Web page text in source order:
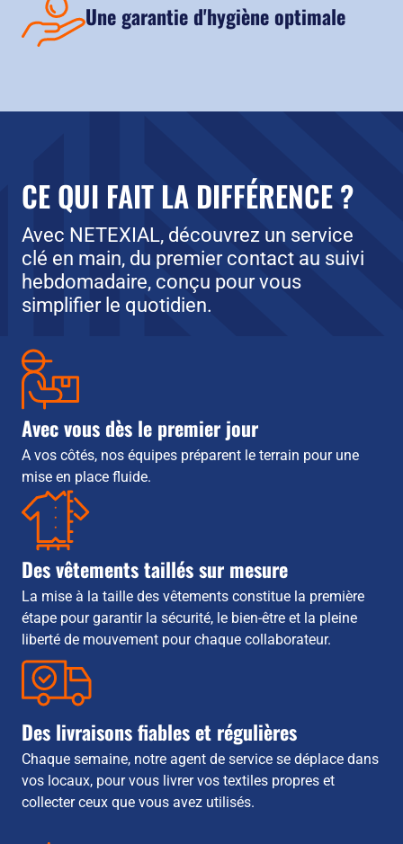
Une garantie d'hygiène optimale
CE QUI FAIT LA DIFFÉRENCE ?
Avec NETEXIAL, découvrez un service
clé en main, du premier contact au suivi
hebdomadaire, conçu pour vous
simplifier le quotidien.
Avec vous dès le premier jour
A vos côtés, nos équipes préparent le terrain pour une
mise en place fluide.
Des vêtements taillés sur mesure
La mise à la taille des vêtements constitue la première
étape pour garantir la sécurité, le bien-être et la pleine
liberté de mouvement pour chaque collaborateur.
Des livraisons fiables et régulières
Chaque semaine, notre agent de service se déplace dans
vos locaux, pour vous livrer vos textiles propres et
collecter ceux que vous avez utilisés.